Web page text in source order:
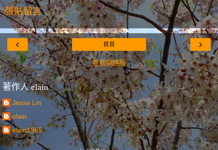
張貼留言
‹ ›
首頁
查看網路版
著作人 elain
Jesse Lin
elain
elain1965